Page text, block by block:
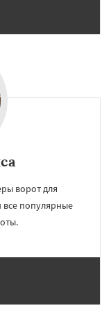
ворот для
все популярные